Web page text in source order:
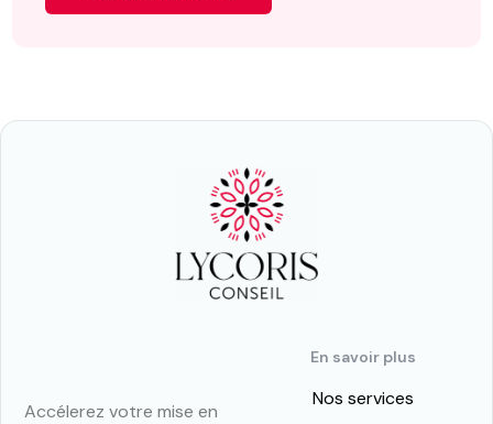
Accélerez votre mise en
En savoir plus
Nos services